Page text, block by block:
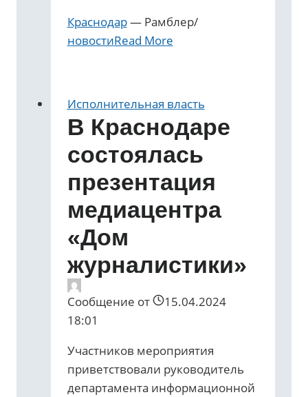
Краснодар— Рамблер/
новостиRead More
Исполнительная власть
В Краснодаре
состоялась
презентация
медиацентра
«Дом
журналистики»
Сообщение от
15.04.2024
18:01
Участников мероприятия
приветствовали руководитель
департамента информационной